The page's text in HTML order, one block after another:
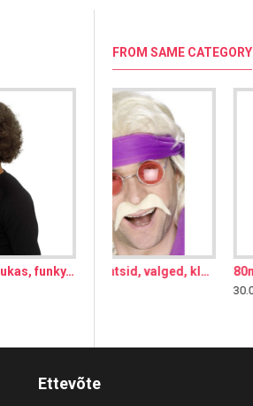
70ndate afroparukas, funky, pruun, lühike
FROM SAME CATEGORY
Ettevõte